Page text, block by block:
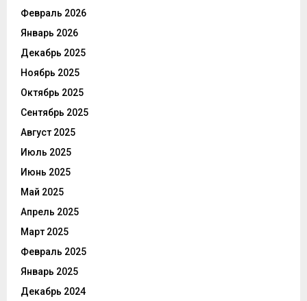
Февраль 2026
Январь 2026
Декабрь 2025
Ноябрь 2025
Октябрь 2025
Сентябрь 2025
Август 2025
Июль 2025
Июнь 2025
Май 2025
Апрель 2025
Март 2025
Февраль 2025
Январь 2025
Декабрь 2024